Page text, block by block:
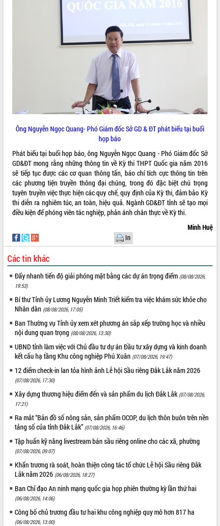
Ông Nguyễn Ngọc Quang- Phó Giám đốc Sở GD & ĐT phát biểu tại buổi
họp báo
Phát biểu tại buổi họp báo, ông Nguyễn Ngọc Quang - Phó Giám đốc Sở
GD&ĐT mong rằng những thông tin về Kỳ thi THPT Quốc gia năm 2016
sẽ tiếp tục được các cơ quan thông tấn, báo chí tích cực thông tin trên
các phương tiện truyền thông đại chúng, trong đó đặc biệt chú trọng
tuyên truyền việc thực hiện các quy chế, quy định của Kỳ thi, đảm bảo Kỳ
thi diễn ra nghiêm túc, an toàn, hiệu quả. Ngành GD&ĐT tỉnh sẽ tạo mọi
điều kiện để phóng viên tác nghiệp, phản ánh chân thực về Kỳ thi.
Minh Huệ
In
Các tin khác
Đẩy nhanh tiến độ giải phóng mặt bằng các dự án trọng điểm (08/08/2026,
19:53)
Bí thư Tỉnh ủy Lương Nguyễn Minh Triết kiểm tra việc khám sức khỏe cho
Nhân dân (08/08/2026, 17:05)
Ban Thường vụ Tỉnh ủy xem xét phương án sắp xếp trường học và nhiều
nội dung quan trọng (08/08/2026, 13:30)
UBND tỉnh làm việc với Chủ đầu tư dự án Đầu tư xây dựng và kinh doanh
kết cấu hạ tầng Khu công nghiệp Phú Xuân (07/08/2026, 19:47)
12 điểm check-in lan tỏa hình ảnh Lễ hội Sầu riêng Đắk Lắk năm 2026
(07/08/2026, 17:30)
Xây dựng thương hiệu điểm đến và sản phẩm du lịch Đắk Lắk (07/08/2026,
17:21)
Ra mắt “Bản đồ số nông sản, sản phẩm OCOP, du lịch thôn buôn trên nền
tảng số của tỉnh Đắk Lắk” (07/08/2026, 16:46)
Tập huấn kỹ năng livestream bán sầu riêng online cho các xã, phường
(07/08/2026, 09:07)
Khẩn trương rà soát, hoàn thiện công tác tổ chức Lễ hội Sầu riêng Đắk
Lắk năm 2026 (06/08/2026, 18:27)
Ban Chỉ đạo An ninh mạng quốc gia họp phiên thường kỳ lần thứ hai
(06/08/2026, 14:06)
Công bố chủ trương đầu tư hai khu công nghiệp quy mô hơn 817 ha
(06/08/2026, 13:00)